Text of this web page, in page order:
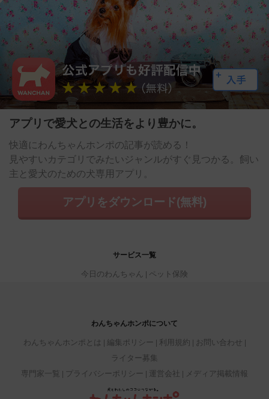
アプリで愛犬との生活をより豊かに。
快適にわんちゃんホンポの記事が読める！
見やすいカテゴリでみたいジャンルがすぐ見つかる。飼い
主と愛犬のための犬専用アプリ。
アプリをダウンロード(無料)
サービス一覧
今日のわんちゃん ペット保険
わんちゃんホンポについて
わんちゃんホンポとは 編集ポリシー 利用規約
お問い合わせ
ライター募集
専門家一覧
プライバシーポリシー 運営会社 メディア掲載情報